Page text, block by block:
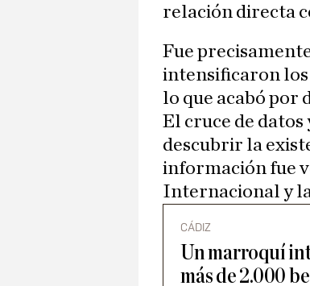
relación directa
Fue
intensificaron los
lo que acabó por
El cruce de
descubrir la
información fue
Internacional y
CÁDIZ
Un marroquí
más de 2.000